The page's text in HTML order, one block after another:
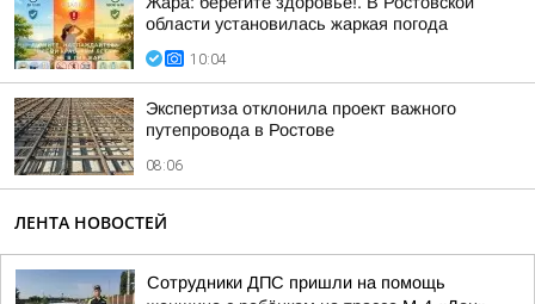
области установилась жаркая погода
10:04
Экспертиза отклонила проект важного
путепровода в Ростове
08:06
ЛЕНТА НОВОСТЕЙ
Сотрудники ДПС пришли на помощь